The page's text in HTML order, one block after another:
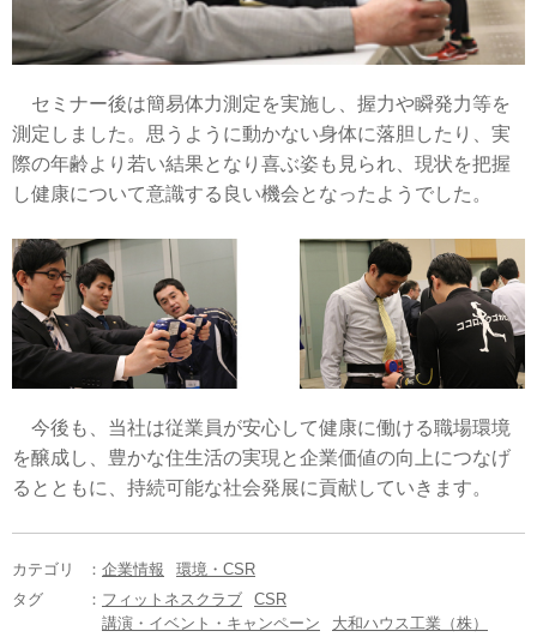
セミナー後は簡易体力測定を実施し、握力や瞬発力等を
測定しました。思うように動かない身体に落胆したり、実
際の年齢より若い結果となり喜ぶ姿も見られ、現状を把握
し健康について意識する良い機会となったようでした。
今後も、当社は従業員が安心して健康に働ける職場環境
を醸成し、豊かな住生活の実現と企業価値の向上につなげ
るとともに、持続可能な社会発展に貢献していきます。
カテゴリ ： 企業情報
環境・CSR
タグ
： フィットネスクラブ
CSR
講演・イベント・キャンペーン
大和ハウス工業（株）